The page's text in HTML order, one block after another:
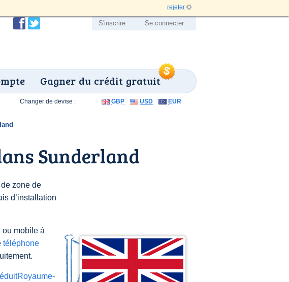
rejeter
Gagner du crédit gratuit
S'inscrire Se connecter
Sunderland
zone de
d’installation
ou mobile à
téléphone
Changer de devise : GBP USD EUR